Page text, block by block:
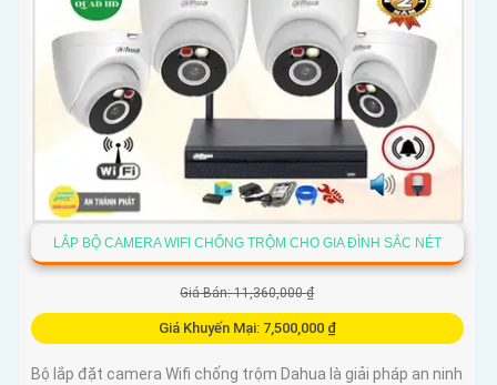
LẮP BỘ CAMERA WIFI CHỐNG TRỘM CHO GIA ĐÌNH SẮC NÉT
Giá Bán: 11,360,000 ₫
Giá Khuyến Mại: 7,500,000 ₫
Bộ lắp đặt camera Wifi chống trộm Dahua là giải pháp an ninh